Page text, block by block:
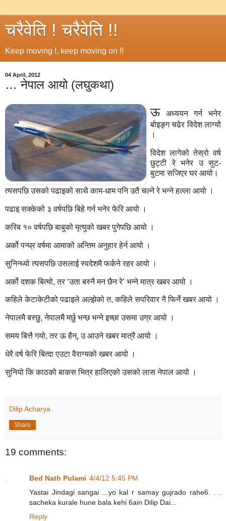
चरैवेति ! चरैवेति !!
Keep moving !, keep moving on !!
04 April, 2012
… नेपाल आयो (लघुकथा)
ऊ अध्ययन गर्न भनेर
बोइङ्ग चढेर विदेश लाग्यो
।
विदेश लागेको तेस्रो वर्ष
छुट्टी रे भनेर उ सुट-
बुटमा सजिएर घर आयो।
त्यसपछि उसको पढाइको साथै काम-धाम पनि उतै चल्ने रे भन्ने हल्ला आयो ।
पढाइ सक्केको ३ वर्षपछि बिहे गर्न भनेर फेरि आयो ।
करिब १० वर्षपछि बाबुको मृत्युको खबर पुगेपछि आयो ।
अर्को पन्ध्र वर्षमा आमाको अन्तिम अनुहार हेर्न आयो ।
सुनिन्थ्यो त्यसपछि उसलाई स्वदेशमै फर्कने रहर आयो ।
अर्को दशक बित्यो, तर ‘उता बस्नै मन छैन रे’ भन्ने मात्र खबर आयो ।
कहिले केटाकेटीको पढाइले अल्झेको त, कहिले सपरिवार नै फिर्ने खबर आयो ।
नेपालमै बस्छु, नेपालमै मर्छु भन्छ भन्ने इच्छा उसमा उग्र आयो ।
समय बित्तै गयो, तर ऊ हैन्, उ आउने खबर मात्रै आयो ।
धेरै वर्ष फेरि बित्दा एउटा वैराग्यको खबर आयो ।
सुनियो कि काठको बाकस भित्र हालिएको उसको लास नेपाल आयो ।
Dilip Acharya
Share
19 comments:
Bed Nath Pulami 4/4/12 5:45 PM
Yastai Jindagi sangai ...yo kal r samay gujrado rahe6. . .
sacheka kurale hune bala kehi 6ain Dilip Dai...
Reply